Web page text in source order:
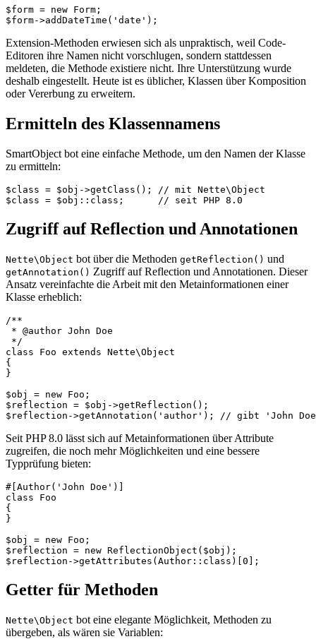
$form = new Form;
Extension-Methoden erwiesen sich als unpraktisch, weil Code-
Editoren ihre Namen nicht vorschlugen, sondern stattdessen
meldeten, die Methode existiere nicht. Ihre Unterstützung wurde
deshalb eingestellt. Heute ist es üblicher, Klassen über Komposition
oder Vererbung zu erweitern.
Ermitteln des Klassennamens
SmartObject bot eine einfache Methode, um den Namen der Klasse
zu ermitteln:
$class = $obj->getClass(); // mit Nette\Object
Zugriff auf Reflection und Annotationen
Nette\Object bot über die Methoden getReflection() und
getAnnotation() Zugriff auf Reflection und Annotationen. Dieser
Ansatz vereinfachte die Arbeit mit den Metainformationen einer
Klasse erheblich:
/**
* @author John Doe
*/
class Foo extends Nette\Object
{
}
$obj = new Foo;
$reflection = $obj->getReflection();
Seit PHP 8.0 lässt sich auf Metainformationen über Attribute
zugreifen, die noch mehr Möglichkeiten und eine bessere
Typprüfung bieten:
#[Author('John Doe')]
class Foo
{
}
$obj = new Foo;
$reflection = new ReflectionObject($obj);
Getter für Methoden
Nette\Object bot eine elegante Möglichkeit, Methoden zu
übergeben, als wären sie Variablen: